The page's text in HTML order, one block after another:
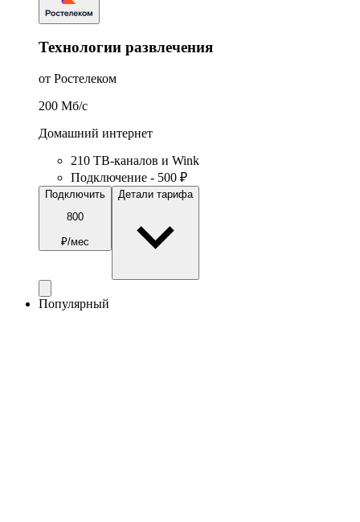
Технологии развлечения
от Ростелеком
200 Мб/c
Домашний интернет
210 ТВ-каналов и Wink
Подключение - 500 ₽
Подключить
800
₽/мес
Детали тарифа
Популярный